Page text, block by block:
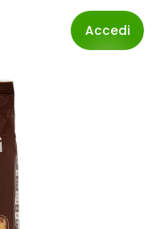
Accedi